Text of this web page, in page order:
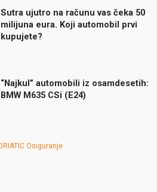
Sutra ujutro na računu vas čeka 50
milijuna eura. Koji automobil prvi
kupujete?
“Najkul” automobili iz osamdesetih:
BMW M635 CSi (E24)